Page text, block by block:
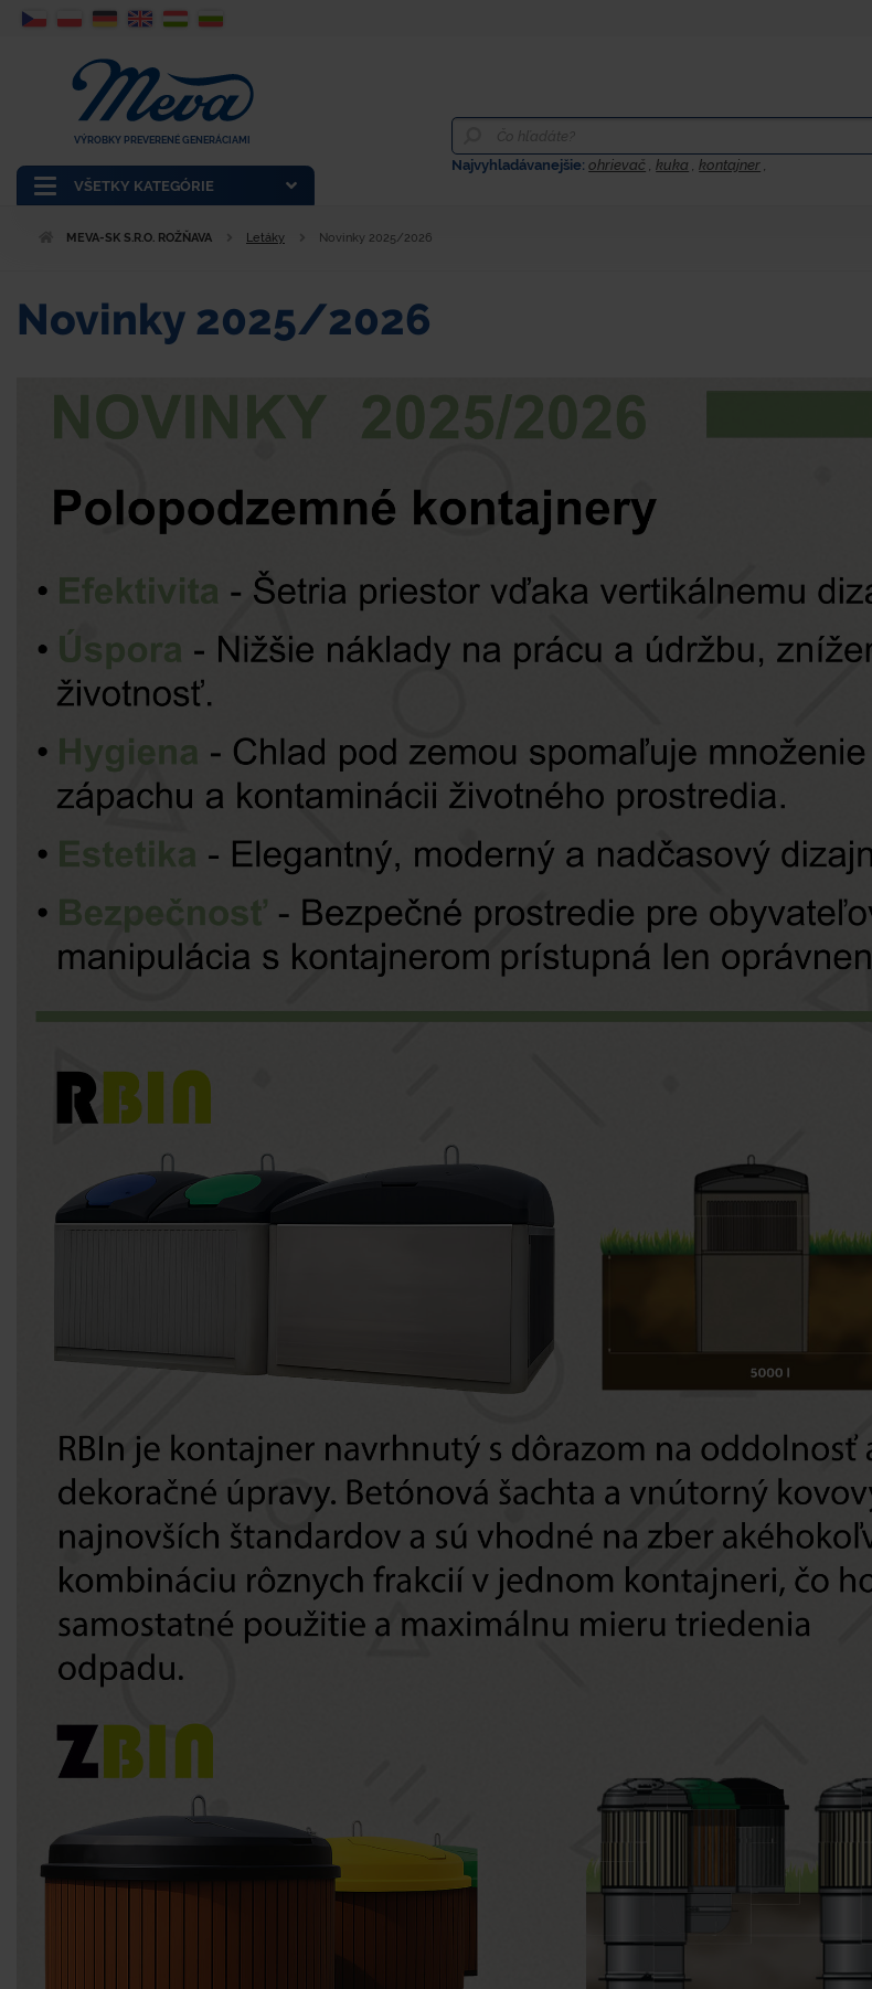
VŠETKY KATEGÓRIE
VÝROBKY PREVERENÉ GENERÁCIAMI
Najvyhladávanejšie:ohrievač ,kuka ,kontajner ,
MEVA-SK S.R.O. ROŽŇAVA Letáky Novinky 2025/2026
Novinky 2025/2026